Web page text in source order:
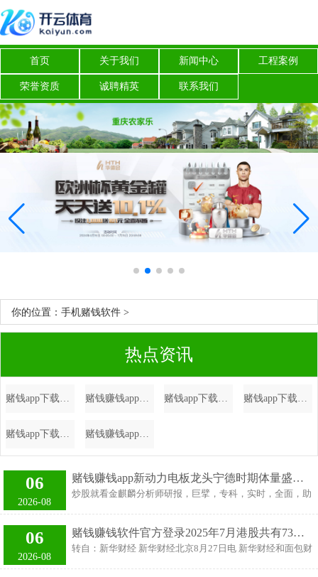
首页 关于我们 新闻中心 工程案例
荣誉资质 诚聘精英 联系我们
你的位置： 手机赌钱软件 >
热点资讯
赌钱app下载专利央求号为CN202322870199.0-手机赌钱软件 赌钱赚钱app尽在新浪财经APP -手机赌钱软件 赌钱app下载港区省级政协委员联谊会第七届理事会赴任庆典在港举行-手机赌钱软件 赌钱app下载五角场街道将从“人人践行-手机赌钱软件
赌钱app下载再次提示大家一定要通过正规渠说念查询和办理征信业务-手机赌钱软件 赌钱赚钱app全镇共调遣危急区域巨匠123东谈主-手机赌钱软件
06
2026-08
赌钱赚钱app新动力电板龙头宁德时期体量盛大-手机赌钱软件
炒股就看金麒麟分析师研报，巨擘，专科，实时，全面，助
海天味业等一批A股市值向上千亿元的龙头企业接踵登陆港
交所，成为A+H上市飞腾中的主力军。 适度8月26日，本年
以来共有11家A股上市公司成效登陆港股市集，49家A股上
06
2026-08
赌钱赚钱软件官方登录2025年7月港股共有73家上市公司发起回购-手机赌钱软件
转自：新华财经 新华财经北京8月27日电 新华财经和面包财